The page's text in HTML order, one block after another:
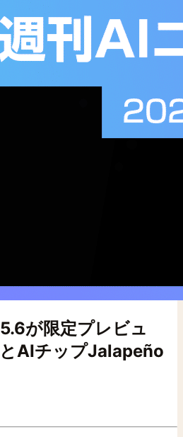
が限定プレビュ
AIチップJalapeño